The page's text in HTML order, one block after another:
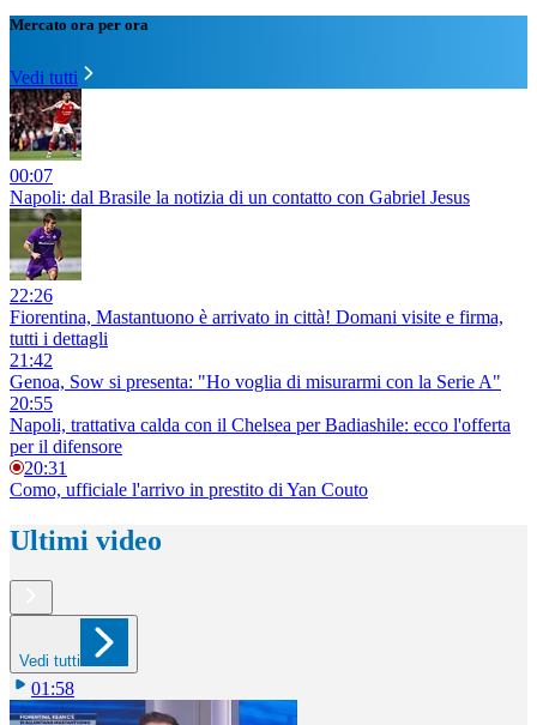
Mercato ora per ora
Vedi tutti
00:07
Napoli: dal Brasile la notizia di un contatto con Gabriel Jesus
22:26
Fiorentina, Mastantuono è arrivato in città! Domani visite e firma,
tutti i dettagli
21:42
Genoa, Sow si presenta: "Ho voglia di misurarmi con la Serie A"
20:55
Napoli, trattativa calda con il Chelsea per Badiashile: ecco l'offerta
per il difensore
20:31
Como, ufficiale l'arrivo in prestito di Yan Couto
Ultimi video
Vedi tutti
01:58